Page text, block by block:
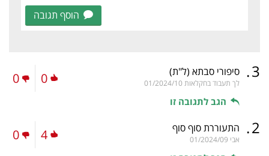
הוסף תגובה
3
. סיפורי סבתא (ל"ת)
לך תעבוד בחקלאות 01/2024/10
הגב לתגובה זו
0
0
2
. התעוררת סוף סוף
אבי 01/2024/09
4
0